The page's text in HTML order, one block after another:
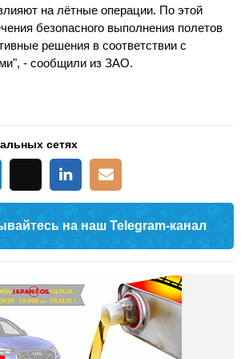
на лётные операции. По этой
безопасного выполнения полетов
решения в соответствии с
- сообщили из ЗАО.
сетях
на наш Telegram-канал